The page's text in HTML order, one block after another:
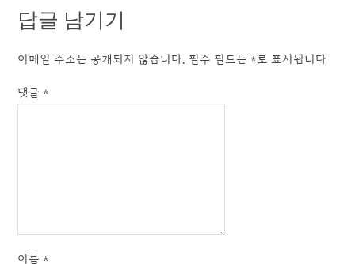
답글 남기기
이메일 주소는 공개되지 않습니다. 필수 필드는 *로 표시됩니다
댓글 *
이름 *